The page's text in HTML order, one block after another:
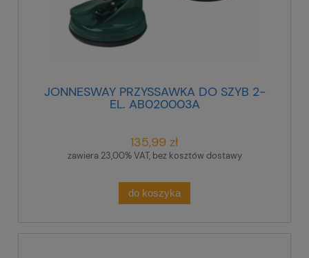
JONNESWAY PRZYSSAWKA DO SZYB 2-
EL. AB020003A
135,99 zł
zawiera 23,00% VAT, bez kosztów dostawy
do koszyka